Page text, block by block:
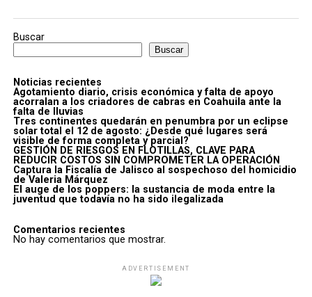
Buscar
Buscar
Noticias recientes
Agotamiento diario, crisis económica y falta de apoyo
acorralan a los criadores de cabras en Coahuila ante la
falta de lluvias
Tres continentes quedarán en penumbra por un eclipse
solar total el 12 de agosto: ¿Desde qué lugares será
visible de forma completa y parcial?
GESTIÓN DE RIESGOS EN FLOTILLAS, CLAVE PARA
REDUCIR COSTOS SIN COMPROMETER LA OPERACIÓN
Captura la Fiscalía de Jalisco al sospechoso del homicidio
de Valeria Márquez
El auge de los poppers: la sustancia de moda entre la
juventud que todavía no ha sido ilegalizada
Comentarios recientes
No hay comentarios que mostrar.
ADVERTISEMENT